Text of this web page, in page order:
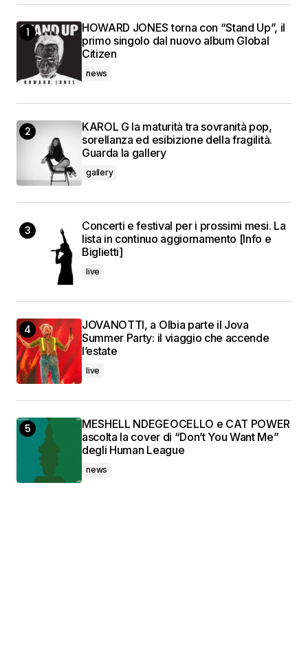
HOWARD JONES torna con “Stand Up”, il
primo singolo dal nuovo album Global
Citizen
news
KAROL G la maturità tra sovranità pop,
sorellanza ed esibizione della fragilità.
Guarda la gallery
gallery
Concerti e festival per i prossimi mesi. La
lista in continuo aggiornamento [Info e
Biglietti]
live
JOVANOTTI, a Olbia parte il Jova
Summer Party: il viaggio che accende
l’estate
live
MESHELL NDEGEOCELLO e CAT POWER
ascolta la cover di “Don’t You Want Me”
degli Human League
news